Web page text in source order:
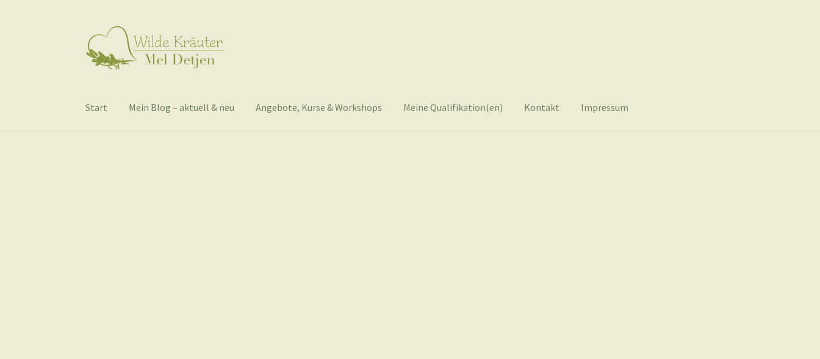
Zur
Navigation
springen
Zum
Inhalt
springen
Start Mein Blog – aktuell & neu Angebote, Kurse & Workshops Meine Qualifikation(en) Kontakt Impressum